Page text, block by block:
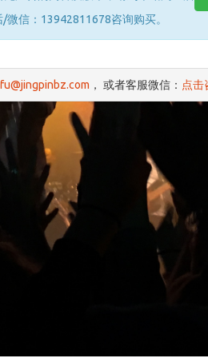
微信：13942811678咨询购买。
， 或者客服微信： 点击